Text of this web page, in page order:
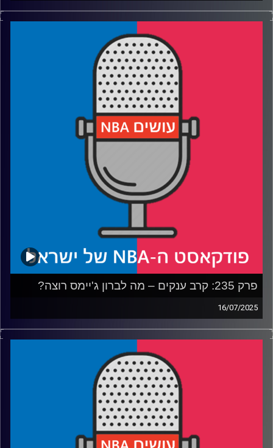
פודקאסט האן.בי.איי עם ערן סורוקה, שרון דוידוביץ', משה
דוידוביץ' ועידן לוצקי, בשיתוף קול האוניברסיטה.
רבע 3: בקליפרס בונים את בית גיל הזהב, בלייקרס מחפשים
עידן לוצקי
פרק 235: קרב ענקים – מה לברון ג'יימס רוצה?
16/07/2025
פודקאסט האן.בי.איי עם ערן סורוקה, שרון דוידוביץ', משה
דוידוביץ' ועידן לוצקי, בשיתוף קול האוניברסיטה.
רבע 1: לברון מנסה להנות משני העולמות, הלייקרס נהנים קצת
רבע 2: התרשמות ראשונה משרף ו-וולף בנטס, האנסניטי
רבע 3: הת'נדר מסודרים, הנאגטס מתרחבים והרוקטס עושים